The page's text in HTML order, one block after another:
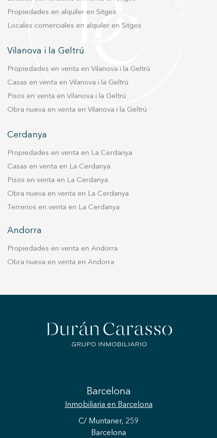
Propiedades en alquiler en Sitges
Locales comerciales en alquiler en Sitges
Vilanova i la Geltrú
Propiedades en venta en Vilanova i la Geltrú
Casas en venta en Vilanova i la Geltrú
Pisos en venta en Vilanova i la Geltrú
Obra nueva en venta en Vilanova i la Geltrú
Cerdanya
Propiedades en venta en La Cerdanya
Casas en venta en La Cerdanya
Pisos en venta en La Cerdanya
Obra nueva en venta en La Cerdanya
Terrenos en venta en La Cerdanya
Andorra
Propiedades en venta en Andorra
Obra nueva en venta en Andorra
Barcelona
Inmobiliaria en Barcelona
C/ Muntaner, 259
Barcelona